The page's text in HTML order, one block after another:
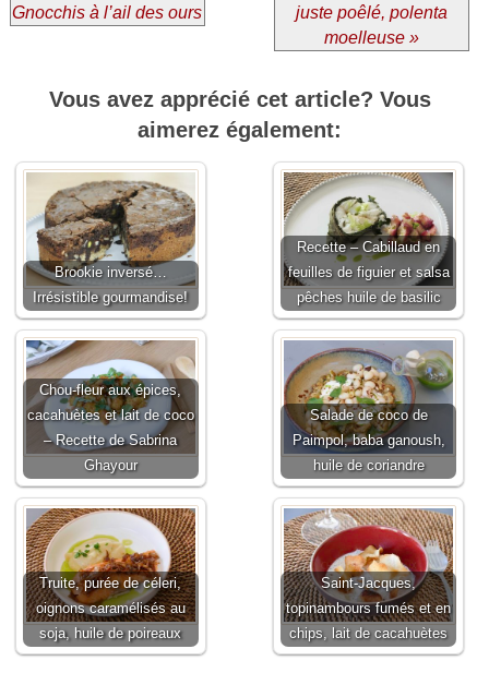
Gnocchis à l’ail des ours
juste poêlé, polenta
moelleuse »
Vous avez apprécié cet article? Vous
aimerez également:
Brookie inversé…
Irrésistible gourmandise!
Recette – Cabillaud en
feuilles de figuier et salsa
pêches huile de basilic
Chou-fleur aux épices,
cacahuètes et lait de coco
– Recette de Sabrina
Ghayour
Salade de coco de
Paimpol, baba ganoush,
huile de coriandre
Truite, purée de céleri,
oignons caramélisés au
soja, huile de poireaux
Saint-Jacques,
topinambours fumés et en
chips, lait de cacahuètes